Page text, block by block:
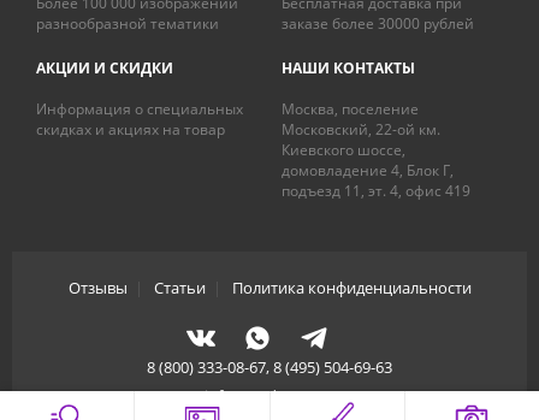
разнообразной тематики
заказе более 30000 рублей
АКЦИИ И СКИДКИ
Информация о специальных
скидках и акциях на товар
НАШИ КОНТАКТЫ
Москва, поселение
Московский, 22-ой км.
Киевского шоссе,
домовладение 4, Блок Г,
подъезд 11, эт. 4, офис 419
Отзывы Статьи| Политика конфиденциальности
8 (800) 333-08-67, 8 (495) 504-69-63
info@artdecory.ru